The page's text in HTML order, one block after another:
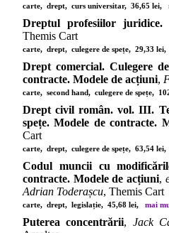
carte, drept, curs universitar, 36,65 lei,
Dreptul profesiilor juridice.
Themis Cart
carte, drept, culegere de spețe, 29,33
Drept comercial. Culegere
contracte. Modele de acțiuni,
carte, second hand, culegere de spețe,
Drept civil român. vol. III.
spețe. Modele de contracte.
Cart
carte, drept, culegere de spețe, 63,54
Codul muncii cu
contracte. Modele de acțiuni,
Adrian Toderașcu, Themis Cart
carte, drept, legislație, 45,68 lei, mai
Puterea concentrării, Jack